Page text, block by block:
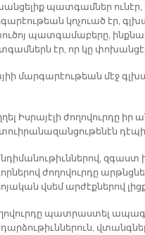
պատգամներ ունէր,
կոչուած էր,
պատգամաբերը,
էր, որ կը
մարգարէութեան մէջ
Իսրայէլի ժողովուրդը իր
զգաստ
ժողովուրդը
վսեմ արժէքներով
պատրաստել